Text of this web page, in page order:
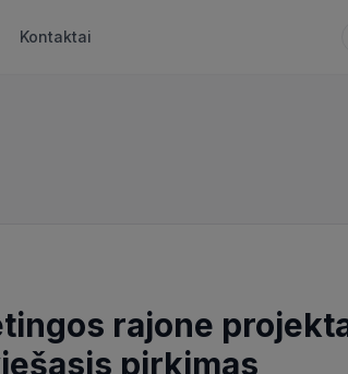
Kontaktai
rajone
pirkimas